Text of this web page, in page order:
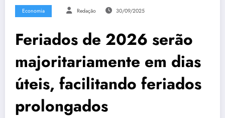
Economia Redação 30/09/2025
Feriados de 2026 serão
majoritariamente em dias
úteis, facilitando feriados
prolongados